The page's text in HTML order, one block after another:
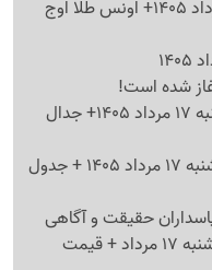
قیمت طلای جهانی امروز شنبه 17 مرداد 1405+ اونس طلا اوج
شده است!
پیش ‌بینی قیمت دلار، طلا و سکه شنبه 17 مرداد 1405+ جدال
قیمت خودرو داخلی و خارجی امروز شنبه 17 مرداد 1405 + جدول
آخرین قیمت محصولات سایپا امروز شنبه 17 مرداد + قیمت